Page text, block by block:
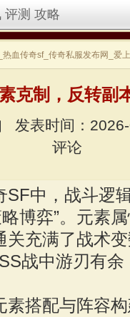
评测 攻略
血传奇sf_传奇私服发布网_爱
克制，反转副
发表时间：
评论
中，战斗逻辑
博弈”。元素
关充满了战术
战中游刃有
搭配与阵容构